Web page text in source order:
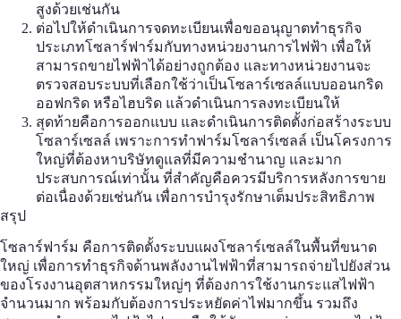
สูงด้วยเช่นกัน
ต่อไปให้ดำเนินการจดทะเบียนเพื่อขออนุญาตทำธุรกิจ
ประเภทโซลาร์ฟาร์มกับทางหน่วยงานการไฟฟ้า เพื่อให้
สามารถขายไฟฟ้าได้อย่างถูกต้อง และทางหน่วยงานจะ
ตรวจสอบระบบที่เลือกใช้ว่าเป็นโซลาร์เซลล์แบบออนกริด
ออฟกริด หรือไฮบริด แล้วดำเนินการลงทะเบียนให้
สุดท้ายคือการออกแบบ และดำเนินการติดตั้งก่อสร้างระบบ
โซลาร์เซลล์ เพราะการทำฟาร์มโซลาร์เซลล์ เป็นโครงการ
ใหญ่ที่ต้องหาบริษัทดูแลที่มีความชำนาญ และมาก
ประสบการณ์เท่านั้น ที่สำคัญคือควรมีบริการหลังการขาย
ต่อเนื่องด้วยเช่นกัน เพื่อการบำรุงรักษาเต็มประสิทธิภาพ
สรุป
โซลาร์ฟาร์ม คือการติดตั้งระบบแผงโซลาร์เซลล์ในพื้นที่ขนาด
ใหญ่ เพื่อการทำธุรกิจด้านพลังงานไฟฟ้าที่สามารถจ่ายไปยังส่วน
ของโรงงานอุตสาหกรรมใหญ่ๆ ที่ต้องการใช้งานกระแสไฟฟ้า
จำนวนมาก พร้อมกับต้องการประหยัดค่าไฟมากขึ้น รวมถึง